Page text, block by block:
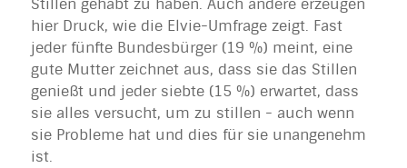
Stillen gehabt zu haben. Auch andere erzeugen
hier Druck, wie die Elvie-Umfrage zeigt. Fast
jeder fünfte Bundesbürger (19 %) meint, eine
gute Mutter zeichnet aus, dass sie das Stillen
genießt und jeder siebte (15 %) erwartet, dass
sie alles versucht, um zu stillen - auch wenn
sie Probleme hat und dies für sie unangenehm
ist.